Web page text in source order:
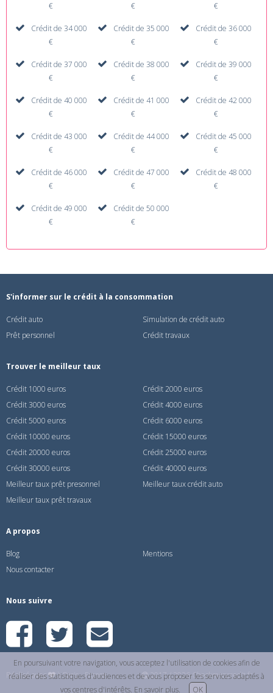
€
€
€
Crédit de 34 000
€
Crédit de 35 000
€
Crédit de 36 000
€
Crédit de 37 000
€
Crédit de 38 000
€
Crédit de 39 000
€
Crédit de 40 000
€
Crédit de 41 000
€
Crédit de 42 000
€
Crédit de 43 000
€
Crédit de 44 000
€
Crédit de 45 000
€
Crédit de 46 000
€
Crédit de 47 000
€
Crédit de 48 000
€
Crédit de 49 000
€
Crédit de 50 000
€
En poursuivant votre navigation, vous acceptez l'utilisation de cookies afin de
réaliser des statistiques d'audiences et de vous proposer les services adaptés à
vos centres d'intérêts. En savoir plus. OK
S'informer sur le crédit à la consommation
Crédit auto
Simulation de crédit auto
Prêt personnel
Crédit travaux
Trouver le meilleur taux
Crédit 1000 euros
Crédit 2000 euros
Crédit 3000 euros
Crédit 4000 euros
Crédit 5000 euros
Crédit 6000 euros
Crédit 10000 euros
Crédit 15000 euros
Crédit 20000 euros
Crédit 25000 euros
Crédit 30000 euros
Crédit 40000 euros
Meilleur taux prêt presonnel
Meilleur taux crédit auto
Meilleur taux prêt travaux
A propos
Blog
Mentions
Nous contacter
Nous suivre
Réalisé avec à Paris - France 2017 / 2026 Checkmoncredit.fr